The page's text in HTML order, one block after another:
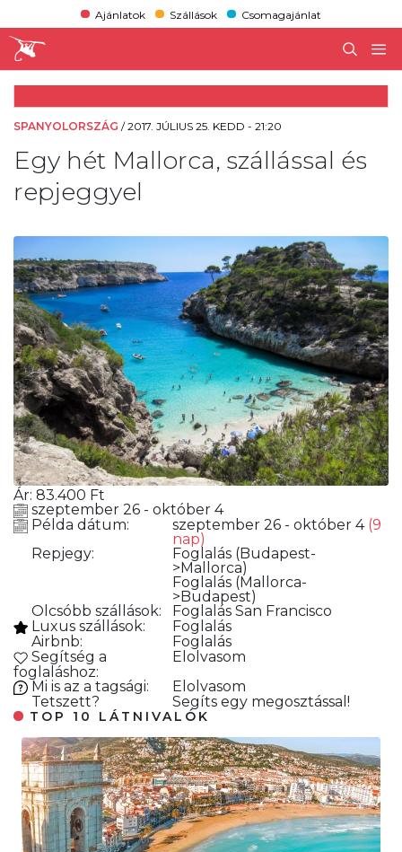
Ajánlatok Szállások Csomagajánlat
SPANYOLORSZÁG /2017. JÚLIUS 25. KEDD - 21:20
Egy hét Mallorca, szállással és
repjeggyel
Ár: 83.400 Ft
szeptember 26 - október 4
Példa dátum:
szeptember 26 - október 4 (9
nap)
Repjegy:
Foglalás (Budapest-
>Mallorca)
Foglalás (Mallorca-
>Budapest)
Olcsóbb szállások:
Foglalás San Francisco
Luxus szállások:
Foglalás
Airbnb:
Foglalás
Segítség a
foglaláshoz:
Elolvasom
Mi is az a tagsági:
Elolvasom
Tetszett?
Segíts egy megosztással!
TOP 10 LÁTNIVALÓK